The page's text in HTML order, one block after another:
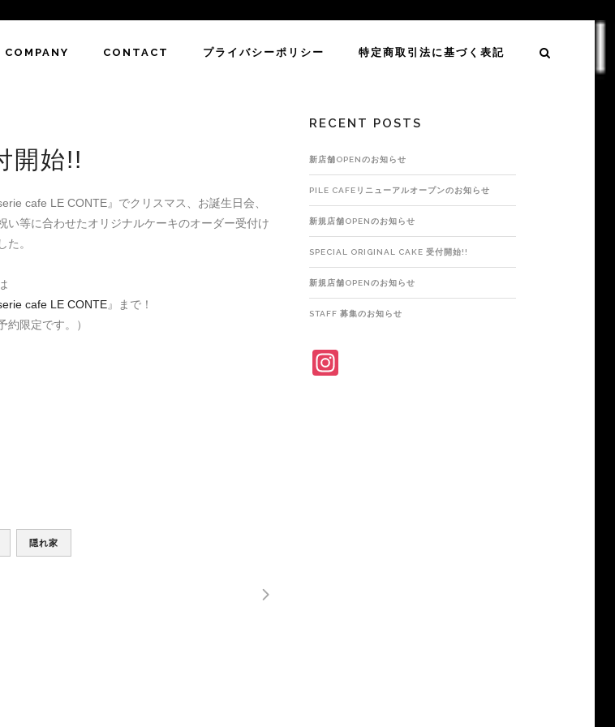
COMPANY CONTACT プライバシーポリシー 特定商取引法に基づく表記
開始!!
cafe LE CONTE』でクリスマス、お誕生日会、
い等に合わせたオリジナルケーキのオーダー受付け
た。
cafe LE CONTE』まで！
約限定です。）
隠れ家
RECENT POSTS
新店舗OPENのお知らせ
PILE CAFEリニューアルオープンのお知らせ
新規店舗OPENのお知らせ
SPECIAL ORIGINAL CAKE 受付開始!!
新規店舗OPENのお知らせ
STAFF 募集のお知らせ